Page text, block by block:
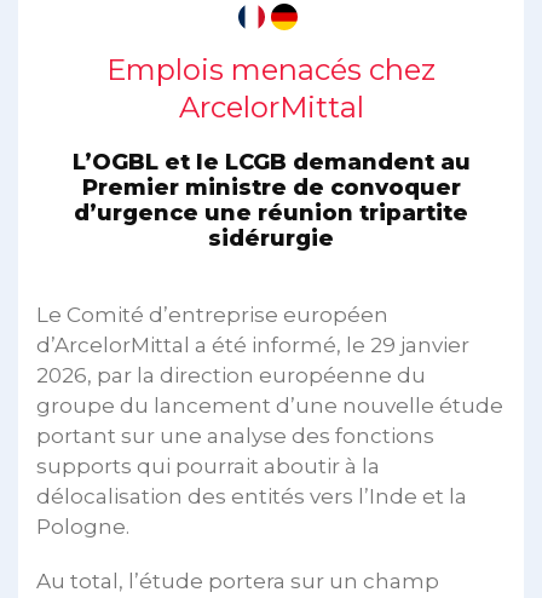
Emplois menacés chez
ArcelorMittal
L’OGBL et le LCGB demandent au
Premier ministre de convoquer
d’urgence une réunion tripartite
sidérurgie
Le Comité d’entreprise européen
d’ArcelorMittal a été informé, le 29 janvier
2026, par la direction européenne du
groupe du lancement d’une nouvelle étude
portant sur une analyse des fonctions
supports qui pourrait aboutir à la
délocalisation des entités vers l’Inde et la
Pologne.
Au total, l’étude portera sur un champ